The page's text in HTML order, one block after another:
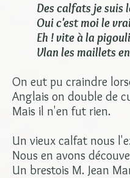
Des calfats je suis
Oui c'est moi le
Eh ! vite à la
Vlan les maillets
On eut pu craindre
Anglais on double de
Mais il n'en fut rien.
Un vieux calfat nous
Nous en avons
Un brestois M. Jean